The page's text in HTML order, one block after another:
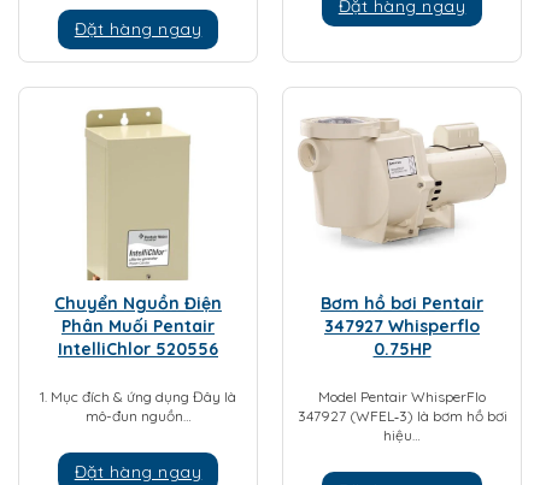
Đặt hàng ngay
Đặt hàng ngay
Chuyển Nguồn Điện
Phân Muối Pentair
IntelliChlor 520556
1. Mục đích & ứng dụng Đây là
mô-đun nguồn…
Đặt hàng ngay
Bơm hồ bơi Pentair
347927 Whisperflo
0.75HP
Model Pentair WhisperFlo
347927 (WFEL‑3) là bơm hồ bơi
hiệu…